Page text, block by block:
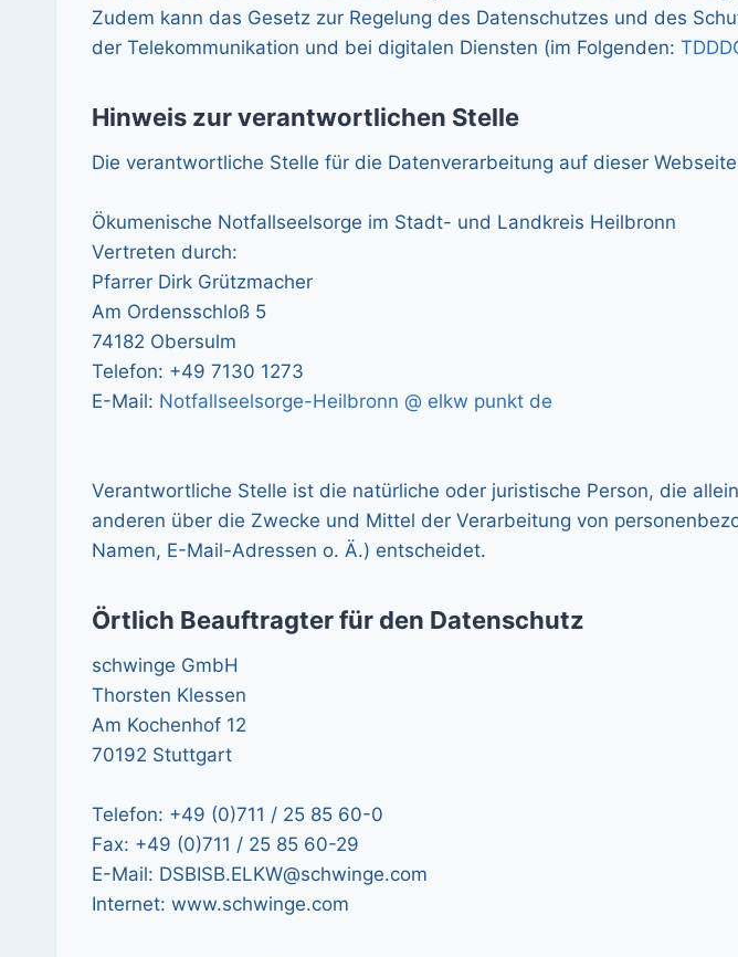
Zudem kann das Gesetz zur Regelung des Datenschutzes und des
der Telekommunikation und bei digitalen Diensten (im Folgenden:
Hinweis zur verantwortlichen Stelle
Die verantwortliche Stelle für die Datenverarbeitung auf dieser
Ökumenische Notfallseelsorge im Stadt- und Landkreis Heilbronn
Vertreten durch:
Pfarrer Dirk Grützmacher
Am Ordensschloß 5
74182 Obersulm
Telefon: +49 7130 1273
E-Mail: Notfallseelsorge-Heilbronn @ elkw punkt de
Verantwortliche Stelle ist die natürliche oder juristische Person, die
anderen über die Zwecke und Mittel der Verarbeitung von
Namen, E-Mail-Adressen o. Ä.) entscheidet.
Örtlich Beauftragter für den Datenschutz
schwinge GmbH
Thorsten Klessen
Am Kochenhof 12
70192 Stuttgart
Telefon: +49 (0)711 / 25 85 60-0
Fax: +49 (0)711 / 25 85 60-29
E-Mail: DSBISB.ELKW@schwinge.com
Internet: www.schwinge.com